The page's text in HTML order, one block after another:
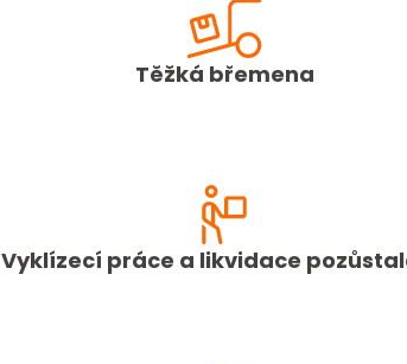
Těžká břemena
Vyklízecí práce a likvidace